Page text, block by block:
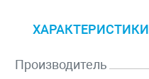
ХАРАКТЕРИСТИКИ
Производитель